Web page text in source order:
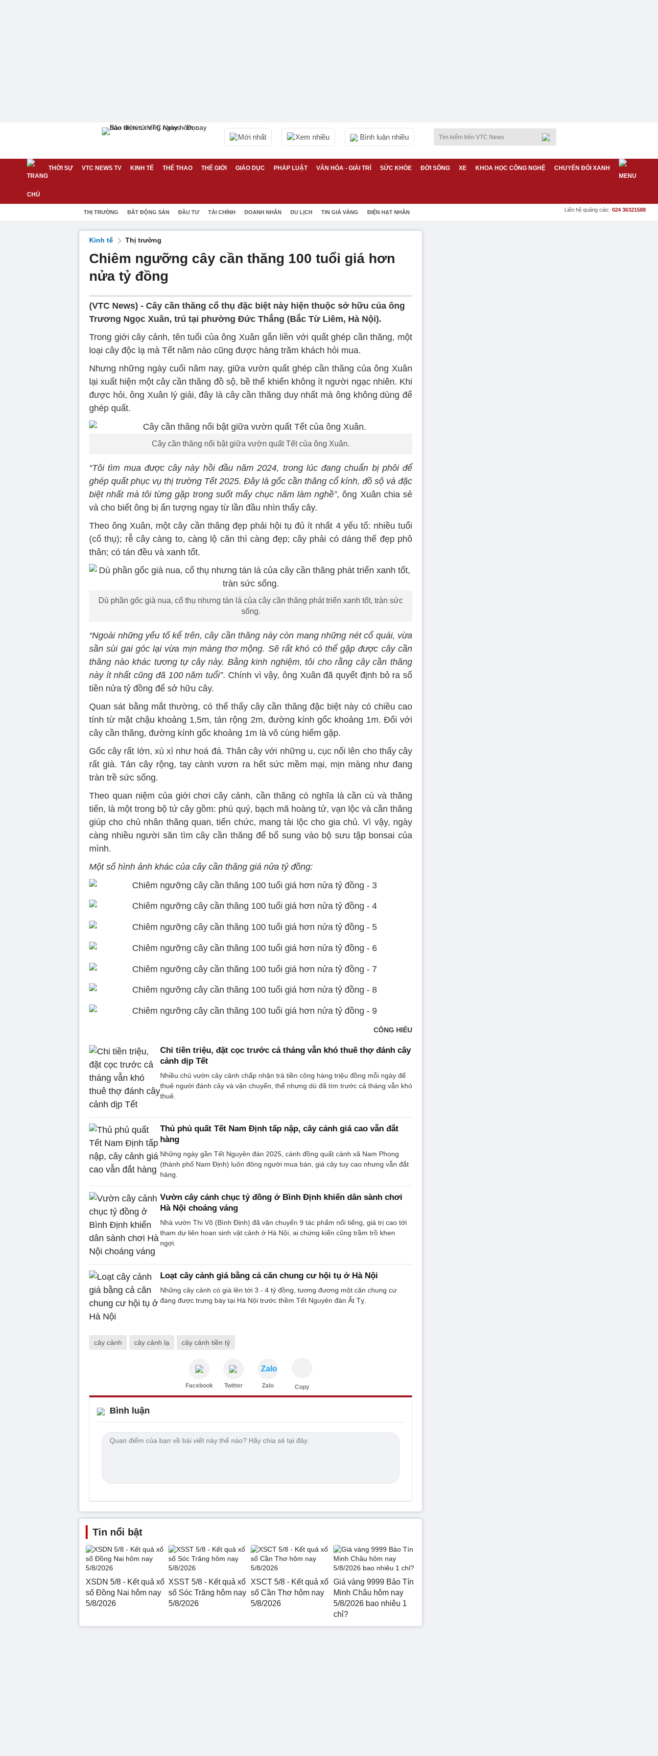
Mới nhất Xem nhiều Bình luận nhiều
THỜI SỰ VTC NEWS TV KINH TẾ THỂ THAO THẾ GIỚI GIÁO DỤC PHÁP LUẬT VĂN HÓA - GIẢI TRÍ SỨC KHỎE ĐỜI SỐNG XE KHOA HỌC CÔNG NGHỆ CHUYỂN ĐỔI XANH
THỊ TRƯỜNG BẤT ĐỘNG SẢN ĐẦU TƯ TÀI CHÍNH DOANH NHÂN DU LỊCH TIN GIÁ VÀNG ĐIỆN HẠT NHÂN Liên hệ quảng cáo: 024 36321588
Kinh tế Thị trường
Chiêm ngưỡng cây cần thăng 100 tuổi giá hơn
nửa tỷ đồng
(VTC News) - Cây cần thăng cổ thụ đặc biệt này hiện thuộc sở hữu của ông
Trương Ngọc Xuân, trú tại phường Đức Thắng (Bắc Từ Liêm, Hà Nội).
Trong giới cây cảnh, tên tuổi của ông Xuân gắn liền với quất ghép cần thăng, một
loại cây độc lạ mà Tết năm nào cũng được hàng trăm khách hỏi mua.
Nhưng những ngày cuối năm nay, giữa vườn quất ghép cần thăng của ông Xuân
lại xuất hiện một cây cần thăng đồ sộ, bề thế khiến không ít người ngạc nhiên. Khi
được hỏi, ông Xuân lý giải, đây là cây cần thăng duy nhất mà ông không dùng để
ghép quất.
Cây cần thăng nổi bật giữa vườn quất Tết của ông Xuân.
“Tôi tìm mua được cây này hồi đầu năm 2024, trong lúc đang chuẩn bị phôi để
ghép quất phục vụ thị trường Tết 2025. Đây là gốc cần thăng cổ kính, đồ sộ và đặc
biệt nhất mà tôi từng gặp trong suốt mấy chục năm làm nghề”, ông Xuân chia sẻ
và cho biết ông bị ấn tượng ngay từ lần đầu nhìn thấy cây.
Theo ông Xuân, một cây cần thăng đẹp phải hội tụ đủ ít nhất 4 yếu tố: nhiều tuổi
(cổ thụ); rễ cây càng to, càng lộ căn thì càng đẹp; cây phải có dáng thế đẹp phô
thân; có tán đều và xanh tốt.
Dù phần gốc già nua, cổ thụ nhưng tán lá của cây cần thăng phát triển xanh tốt, tràn sức
sống.
“Ngoài những yếu tố kể trên, cây cần thăng này còn mang những nét cổ quái, vừa
sần sùi gai góc lại vừa mịn màng thơ mộng. Sẽ rất khó có thể gặp được cây cần
thăng nào khác tương tự cây này. Bằng kinh nghiệm, tôi cho rằng cây cần thăng
này ít nhất cũng đã 100 năm tuổi”. Chính vì vậy, ông Xuân đã quyết định bỏ ra số
tiền nửa tỷ đồng để sở hữu cây.
Quan sát bằng mắt thường, có thể thấy cây cần thăng đặc biệt này có chiều cao
tính từ mặt chậu khoảng 1,5m, tán rộng 2m, đường kính gốc khoảng 1m. Đối với
cây cần thăng, đường kính gốc khoảng 1m là vô cùng hiếm gặp.
Gốc cây rất lớn, xù xì như hoá đá. Thân cây với những u, cục nổi lên cho thấy cây
rất già. Tán cây rộng, tay cành vươn ra hết sức mềm mại, mịn màng như đang
tràn trề sức sống.
Theo quan niệm của giới chơi cây cảnh, cần thăng có nghĩa là cần cù và thăng
tiến, là một trong bộ tứ cây gồm: phú quý, bạch mã hoàng tử, vạn lộc và cần thăng
giúp cho chủ nhân thăng quan, tiến chức, mang tài lộc cho gia chủ. Vì vậy, ngày
càng nhiều người săn tìm cây cần thăng để bổ sung vào bộ sưu tập bonsai của
mình.
Một số hình ảnh khác của cây cần thăng giá nửa tỷ đồng:
CÔNG HIẾU
Chi tiền triệu, đặt cọc trước cả tháng vẫn khó thuê thợ đánh cây
cảnh dịp Tết
Nhiều chủ vườn cây cảnh chấp nhận trả tiền công hàng triệu đồng mỗi ngày để
thuê người đánh cây và vận chuyển, thế nhưng dù đã tìm trước cả tháng vẫn khó
thuê.
Thủ phủ quất Tết Nam Định tấp nập, cây cảnh giá cao vẫn đắt
hàng
Những ngày gần Tết Nguyên đán 2025, cánh đồng quất cảnh xã Nam Phong
(thành phố Nam Định) luôn đông người mua bán, giá cây tuy cao nhưng vẫn đắt
hàng.
Vườn cây cảnh chục tỷ đồng ở Bình Định khiến dân sành chơi
Hà Nội choáng váng
Nhà vườn Thi Võ (Bình Định) đã vận chuyển 9 tác phẩm nổi tiếng, giá trị cao tới
tham dự liên hoan sinh vật cảnh ở Hà Nội, ai chứng kiến cũng trầm trồ khen
ngợi.
Loạt cây cảnh giá bằng cả căn chung cư hội tụ ở Hà Nội
Những cây cảnh có giá lên tới 3 - 4 tỷ đồng, tương đương một căn chung cư
đang được trưng bày tại Hà Nội trước thềm Tết Nguyên đán Ất Tỵ.
cây cảnh cây cảnh lạ cây cảnh tiền tỷ
Facebook Twitter
Zalo
Zalo Copy
Bình luận
Tin nổi bật
XSDN 5/8 - Kết quả xổ
số Đồng Nai hôm nay
5/8/2026
XSST 5/8 - Kết quả xổ
số Sóc Trăng hôm nay
5/8/2026
XSCT 5/8 - Kết quả xổ
số Cần Thơ hôm nay
5/8/2026
Giá vàng 9999 Bảo Tín
Minh Châu hôm nay
5/8/2026 bao nhiêu 1
chỉ?